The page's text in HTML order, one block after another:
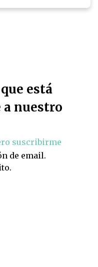
está
a nuestro
suscribirme
de email.